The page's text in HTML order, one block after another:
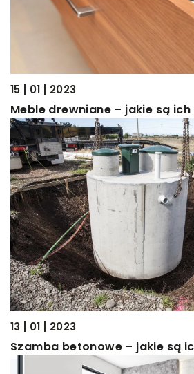
15 | 01 | 2023
Meble drewniane – jakie są
13 | 01 | 2023
Szamba betonowe – jakie są